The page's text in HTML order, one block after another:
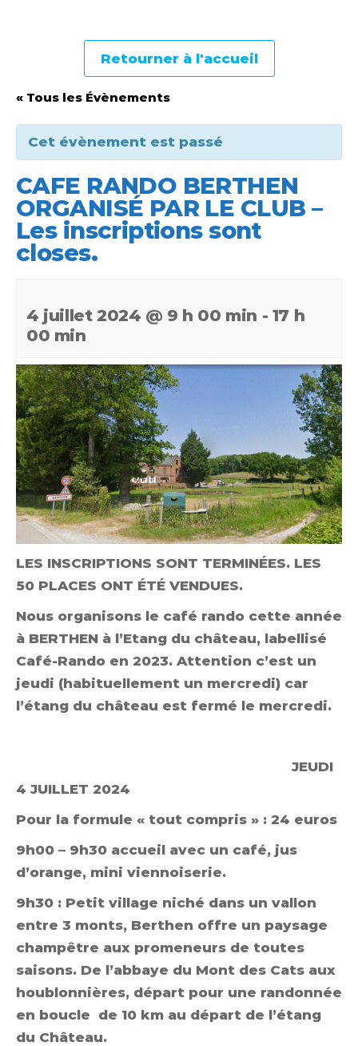
Retourner à l'accueil
« Tous les Évènements
Cet évènement est passé
CAFE RANDO BERTHEN
ORGANISÉ PAR LE CLUB –
Les inscriptions sont
closes.
4 juillet 2024 @ 9 h 00 min - 17 h
00 min
LES INSCRIPTIONS SONT TERMINÉES. LES
50 PLACES ONT ÉTÉ VENDUES.
Nous organisons le café rando cette année
à BERTHEN à l’Etang du château, labellisé
Café-Rando en 2023. Attention c’est un
jeudi (habituellement un mercredi) car
l’étang du château est fermé le mercredi.
JEUDI
4 JUILLET 2024
Pour la formule « tout compris » : 24 euros
9h00 – 9h30 accueil avec un café, jus
d’orange, mini viennoiserie.
9h30 : Petit village niché dans un vallon
entre 3 monts, Berthen offre un paysage
champêtre aux promeneurs de toutes
saisons. De l’abbaye du Mont des Cats aux
houblonnières, départ pour une randonnée
en boucle de 10 km au départ de l’étang
du Château.